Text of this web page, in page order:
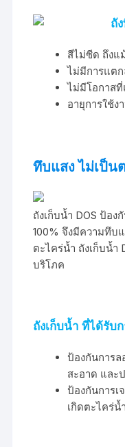
ถั
สีไม่ซีด ถึงแ
ไม่มีการแตก
ไม่มีโอกาสที่
อายุการใช้ง
ทึบแสง ไม่เป็น
ถังเก็บน้ำ DOS ป้อ
100% จึงมีความทึบ
ตะไคร่น้ำ ถังเก็บน้ำ
บริโภค
ถังเก็บน้ำ ที่ได้รับ
ป้องกันการ
สะอาด และ
ป้องกันการเ
เกิดตะไคร่น้ำ